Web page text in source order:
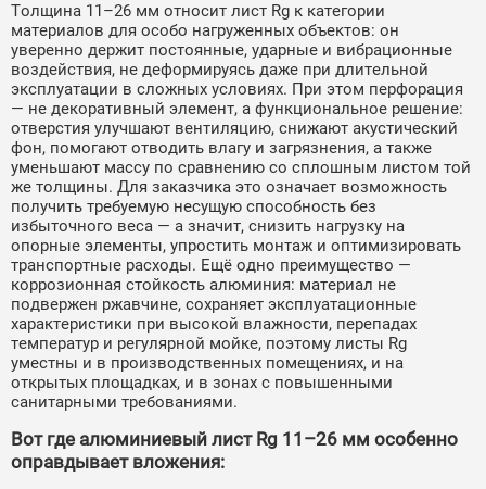
Толщина 11–26 мм относит лист Rg к категории
материалов для особо нагруженных объектов: он
уверенно держит постоянные, ударные и вибрационные
воздействия, не деформируясь даже при длительной
эксплуатации в сложных условиях. При этом перфорация
— не декоративный элемент, а функциональное решение:
отверстия улучшают вентиляцию, снижают акустический
фон, помогают отводить влагу и загрязнения, а также
уменьшают массу по сравнению со сплошным листом той
же толщины. Для заказчика это означает возможность
получить требуемую несущую способность без
избыточного веса — а значит, снизить нагрузку на
опорные элементы, упростить монтаж и оптимизировать
транспортные расходы. Ещё одно преимущество —
коррозионная стойкость алюминия: материал не
подвержен ржавчине, сохраняет эксплуатационные
характеристики при высокой влажности, перепадах
температур и регулярной мойке, поэтому листы Rg
уместны и в производственных помещениях, и на
открытых площадках, и в зонах с повышенными
санитарными требованиями.
Вот где алюминиевый лист Rg 11–26 мм особенно
оправдывает вложения: